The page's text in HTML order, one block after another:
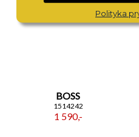
BOSS
1514242
1 590,-
Polityka